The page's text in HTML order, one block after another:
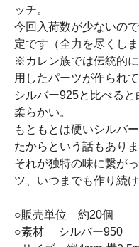
ッチ。
今回入荷数が少ないの
定です（全力を尽くし
※カレン族では伝統的
用したパーツが作られて
シルバー925と比べる
柔らかい。
もともとは硬いシルバ
たからという話もあり
それが独特の味に繋が
ツ、いつまでも作り続
○販売単位 約20個
○素材 シルバー950